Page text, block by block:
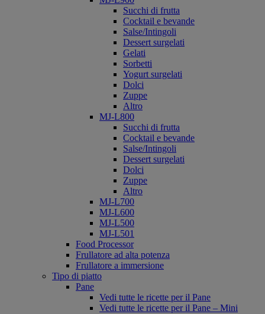
Succhi di frutta
Cocktail e bevande
Salse/Intingoli
Dessert surgelati
Gelati
Sorbetti
Yogurt surgelati
Dolci
Zuppe
Altro
MJ-L800
Succhi di frutta
Cocktail e bevande
Salse/Intingoli
Dessert surgelati
Dolci
Zuppe
Altro
MJ-L700
MJ-L600
MJ-L500
MJ-L501
Food Processor
Frullatore ad alta potenza
Frullatore a immersione
Tipo di piatto
Pane
Vedi tutte le ricette per il Pane
Vedi tutte le ricette per il Pane – Mini